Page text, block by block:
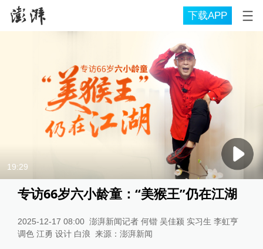
下载APP
19:29
专访66岁六小龄童：“美猴王”仍在江湖
2025-12-17 08:00 澎湃新闻记者 何锴 吴佳颍 实习生 李虹亨
调色 江勇 设计 白浪 来源： 澎湃新闻